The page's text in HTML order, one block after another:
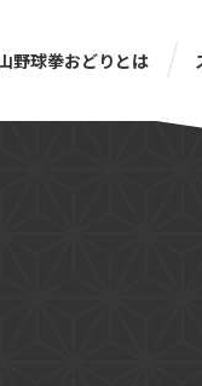
野球拳おどりとは